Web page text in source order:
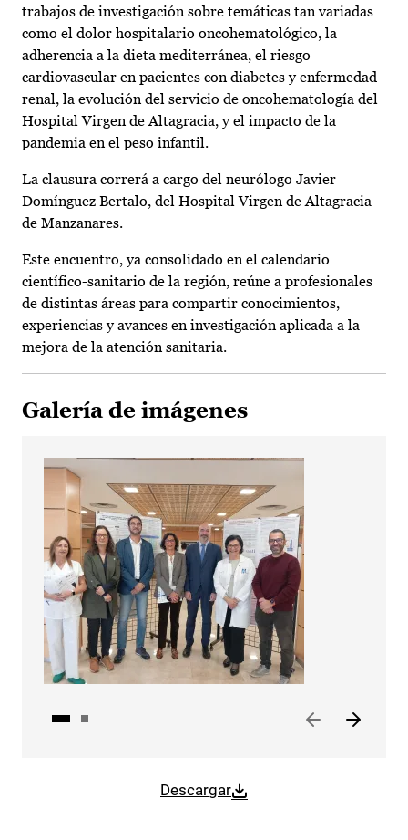
trabajos de investigación sobre temáticas tan variadas
como el dolor hospitalario oncohematológico, la
adherencia a la dieta mediterránea, el riesgo
cardiovascular en pacientes con diabetes y enfermedad
renal, la evolución del servicio de oncohematología del
Hospital Virgen de Altagracia, y el impacto de la
pandemia en el peso infantil.
La clausura correrá a cargo del neurólogo Javier
Domínguez Bertalo, del Hospital Virgen de Altagracia
de Manzanares.
Este encuentro, ya consolidado en el calendario
científico-sanitario de la región, reúne a profesionales
de distintas áreas para compartir conocimientos,
experiencias y avances en investigación aplicada a la
mejora de la atención sanitaria.
Galería de imágenes
Descargar